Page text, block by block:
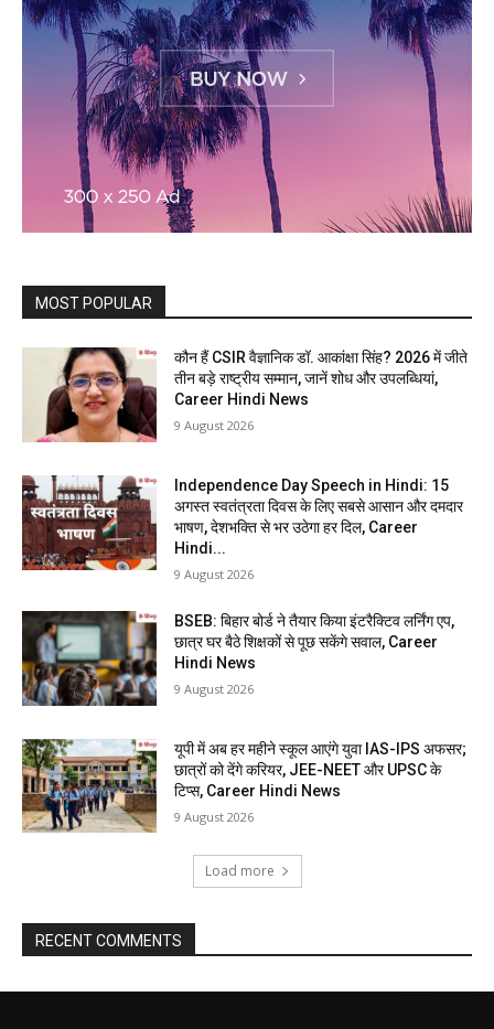
MOST POPULAR
कौन हैं CSIR वैज्ञानिक डॉ. आकांक्षा सिंह? 2026 में जीते
तीन बड़े राष्ट्रीय सम्मान, जानें शोध और उपलब्धियां,
Career Hindi News
9 August 2026
Independence Day Speech in Hindi: 15
अगस्त स्वतंत्रता दिवस के लिए सबसे आसान और दमदार
भाषण, देशभक्ति से भर उठेगा हर दिल, Career
Hindi...
9 August 2026
BSEB: बिहार बोर्ड ने तैयार किया इंटरैक्टिव लर्निंग एप,
छात्र घर बैठे शिक्षकों से पूछ सकेंगे सवाल, Career
Hindi News
9 August 2026
यूपी में अब हर महीने स्कूल आएंगे युवा IAS-IPS अफसर;
छात्रों को देंगे करियर, JEE-NEET और UPSC के
टिप्स, Career Hindi News
9 August 2026
Load more
RECENT COMMENTS